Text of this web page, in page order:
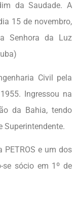
da Saudade. A
15 de novembro,
Senhora da Luz
Civil pela
Ingressou na
da Bahia, tendo
Superintendente.
PETROS e um dos
se sócio em 1º de